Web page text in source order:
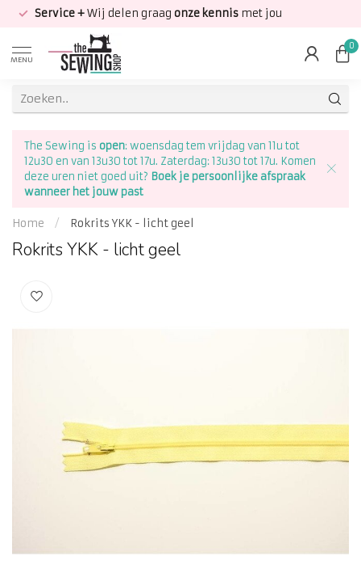
Service +Wij delen graag onze kennis met jou
MENU
0
The Sewing is open: woensdag tem vrijdag van 11u tot
12u30 en van 13u30 tot 17u. Zaterdag: 13u30 tot 17u. Komen
deze uren niet goed uit? Boek je persoonlijke afspraak
wanneer het jouw past
Home / Rokrits YKK - licht geel
Rokrits YKK - licht geel